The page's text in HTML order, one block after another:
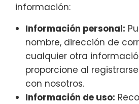
información:
Información personal:
nombre, dirección de
cualquier otra
proporcione al
con nosotros.
Información de uso: